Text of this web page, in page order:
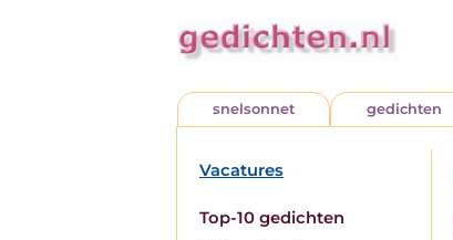
snelsonnet gedichten
Vacatures
Top-10 gedichten